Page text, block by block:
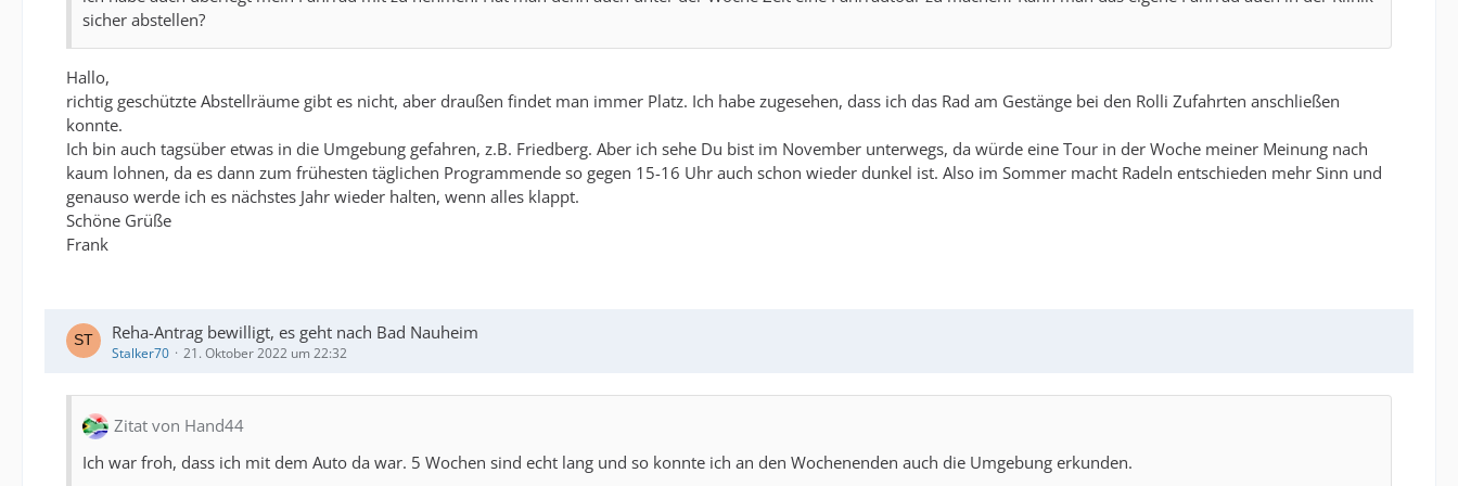
- leistungsstarke t - Spule
- sehr hoch wertiges Zubehör Set (Werkzeug und Rucksack usw)
- sehr gutes Reha-Material
- verschiedene Hörgeräte Hersteller über Bluetooth verwendetbar
sicher abstellen?
Hallo,
richtig geschützte Abstellräume gibt es nicht, aber draußen findet man immer Platz. Ich habe zugesehen, dass ich das Rad am Gestänge bei den Rolli Zufahrten anschließen
konnte.
Ich bin auch tagsüber etwas in die Umgebung gefahren, z.B. Friedberg. Aber ich sehe Du bist im November unterwegs, da würde eine Tour in der Woche meiner Meinung nach
kaum lohnen, da es dann zum frühesten täglichen Programmende so gegen 15-16 Uhr auch schon wieder dunkel ist. Also im Sommer macht Radeln entschieden mehr Sinn und
genauso werde ich es nächstes Jahr wieder halten, wenn alles klappt.
Schöne Grüße
Frank
Reha-Antrag bewilligt, es geht nach Bad Nauheim
Stalker70 21. Oktober 2022 um 22:32
Zitat von Hand44
Ich war froh, dass ich mit dem Auto da war. 5 Wochen sind echt lang und so konnte ich an den Wochenenden auch die Umgebung erkunden.